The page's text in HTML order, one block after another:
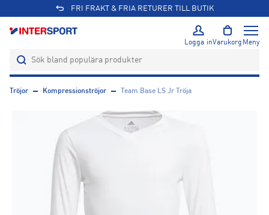
FRI FRAKT & FRIA RETURER TILL BUTIK
Logga inVarukorg Meny
Tröjor Kompressionströjor Team Base LS Jr Tröja